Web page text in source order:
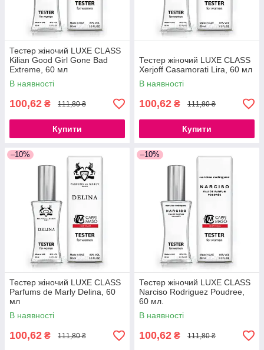
Тестер жіночий LUXE CLASS
Kilian Good Girl Gone Bad
Extreme, 60 мл
В наявності
100,62 ₴ 111,80 ₴
Купити
Тестер жіночий LUXE CLASS
Xerjoff Casamorati Lira, 60 мл
В наявності
100,62 ₴ 111,80 ₴
Купити
–10%
Тестер жіночий LUXE CLASS
Parfums de Marly Delina, 60
мл
В наявності
100,62 ₴ 111,80 ₴
–10%
Тестер жіночий LUXE CLASS
Narciso Rodriguez Poudree,
60 мл.
В наявності
100,62 ₴ 111,80 ₴